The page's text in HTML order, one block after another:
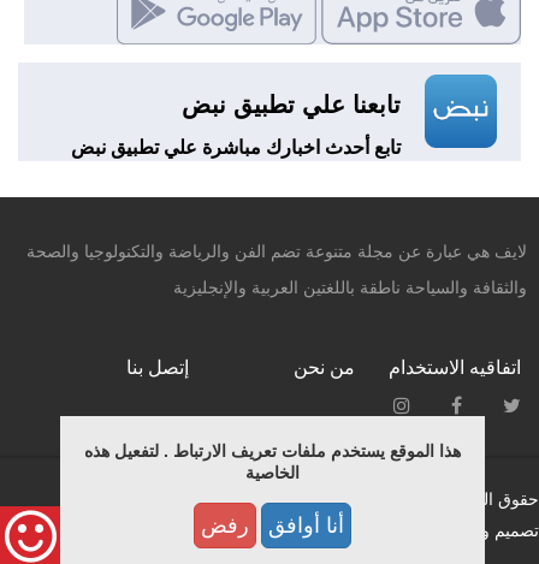
تابعنا علي تطبيق نبض
تابع أحدث اخبارك مباشرة علي تطبيق نبض
هذا الموقع يستخدم ملفات تعريف الارتباط . لتفعيل هذه
الخاصية
أنا أوافق رفض
لايف هي عبارة عن مجلة متنوعة تضم الفن والرياضة والتكنولوجيا والصحة
والثقافة والسياحة ناطقة باللغتين العربية والإنجليزية
اتفاقيه الاستخدام من نحن إتصل بنا
حقوق النشر محفوظة © لـ ميديانيتشر 2015.
تصميم وبرمجة فريق التطوير بمؤسسة ميديانيتشر